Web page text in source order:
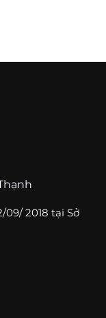
dụng lâu dài.
09/ 2018 tại Sở